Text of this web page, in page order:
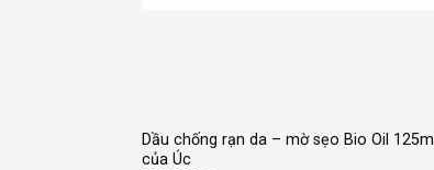
Dầu chống rạn da – mờ sẹo Bio Oil 125ml
của Úc